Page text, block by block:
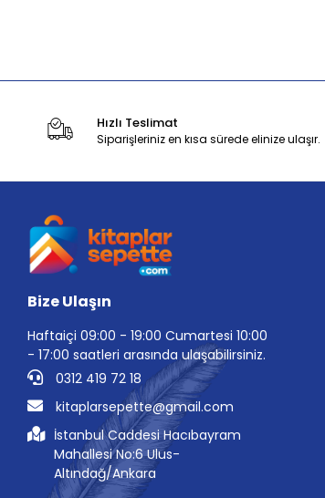
Hızlı Teslimat
Siparişleriniz en kısa sürede elinize ulaşır.
Bize Ulaşın
Haftaiçi 09:00 - 19:00 Cumartesi 10:00
- 17:00 saatleri arasında ulaşabilirsiniz.
0312 419 72 18
kitaplarsepette@gmail.com
İstanbul Caddesi Hacıbayram
Mahallesi No:6 Ulus-
Altındağ/Ankara